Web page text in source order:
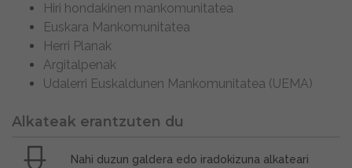
Hiri hondakinen mankomunitatea
Euskara Mankomunitatea
Herri Planak
Argitalpenak
Udalerri Euskaldunen Mankomunitatea (UEMA)
Alkateak erantzuten du
Nahi duzun galdera edo iradokizuna alkateari